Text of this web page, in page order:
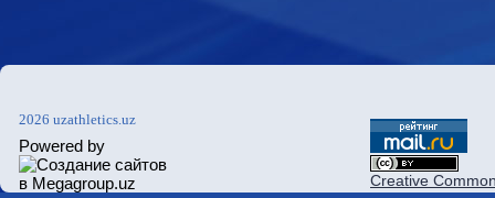
2026 uzathletics.uz
Powered by
Creative